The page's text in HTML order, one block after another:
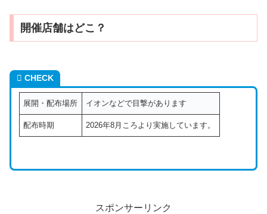
開催店舗はどこ？
CHECK
展開・配布場所 イオンなどで目撃があります
配布時期 2026年8月ころより実施しています。
スポンサーリンク